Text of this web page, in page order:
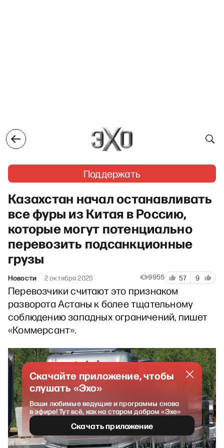
Поддержать
Казахстан начал останавливать
все фуры из Китая в Россию,
которые могут потенциально
перевозить подсанкционные
грузы
Новости 2 октября 2025 9955 57 9
Перевозчики считают это признаком
разворота Астаны к более тщательному
соблюдению западных ограничений, пишет
«Коммерсант».
Скачайте приложение, чтобы
слушать «Эхо»
Ваши любимые ведущие и программы снова
в эфире! Тут всё, как на старом добром «Эхе»
Скачать приложение